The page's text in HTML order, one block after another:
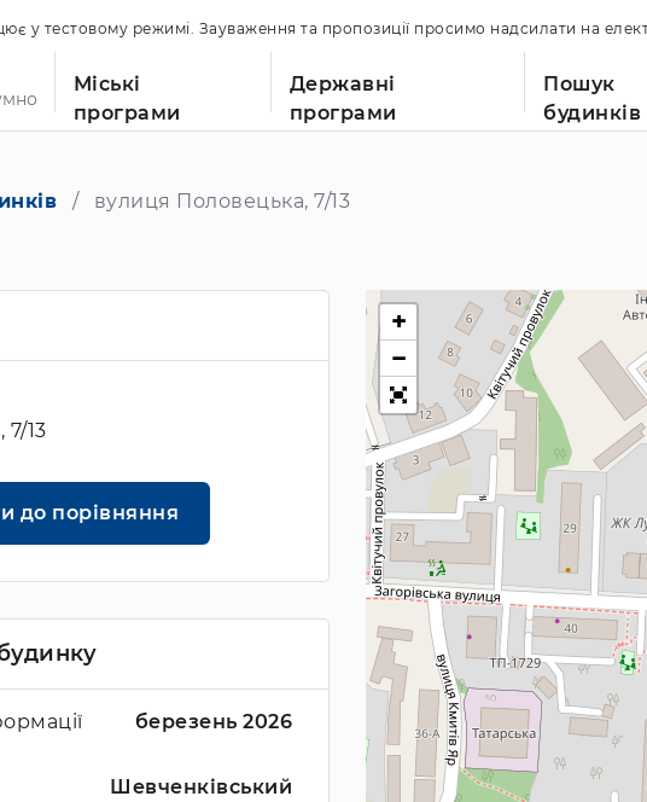
у тестовому режимі. Зауваження та пропозиції просимо надсилати на
Міські
програми
Державні
програми
Пошук
будинків
вулиця Половецька, 7/13
13
до порівняння
березень 2026
Шевченківський
+
−